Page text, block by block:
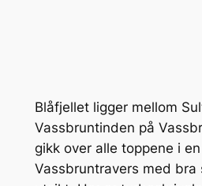
Blåfjellet ligger mellom
Vassbruntinden på
gikk over alle toppene i
Vassbruntravers med bra